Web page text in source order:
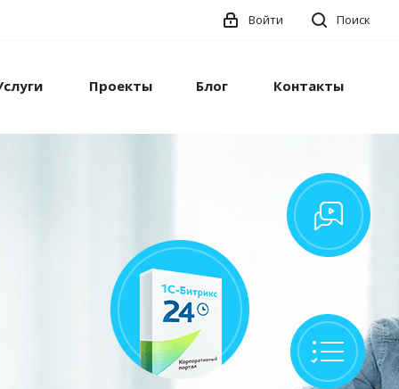
Поиск
Войти
Проекты Блог Контакты